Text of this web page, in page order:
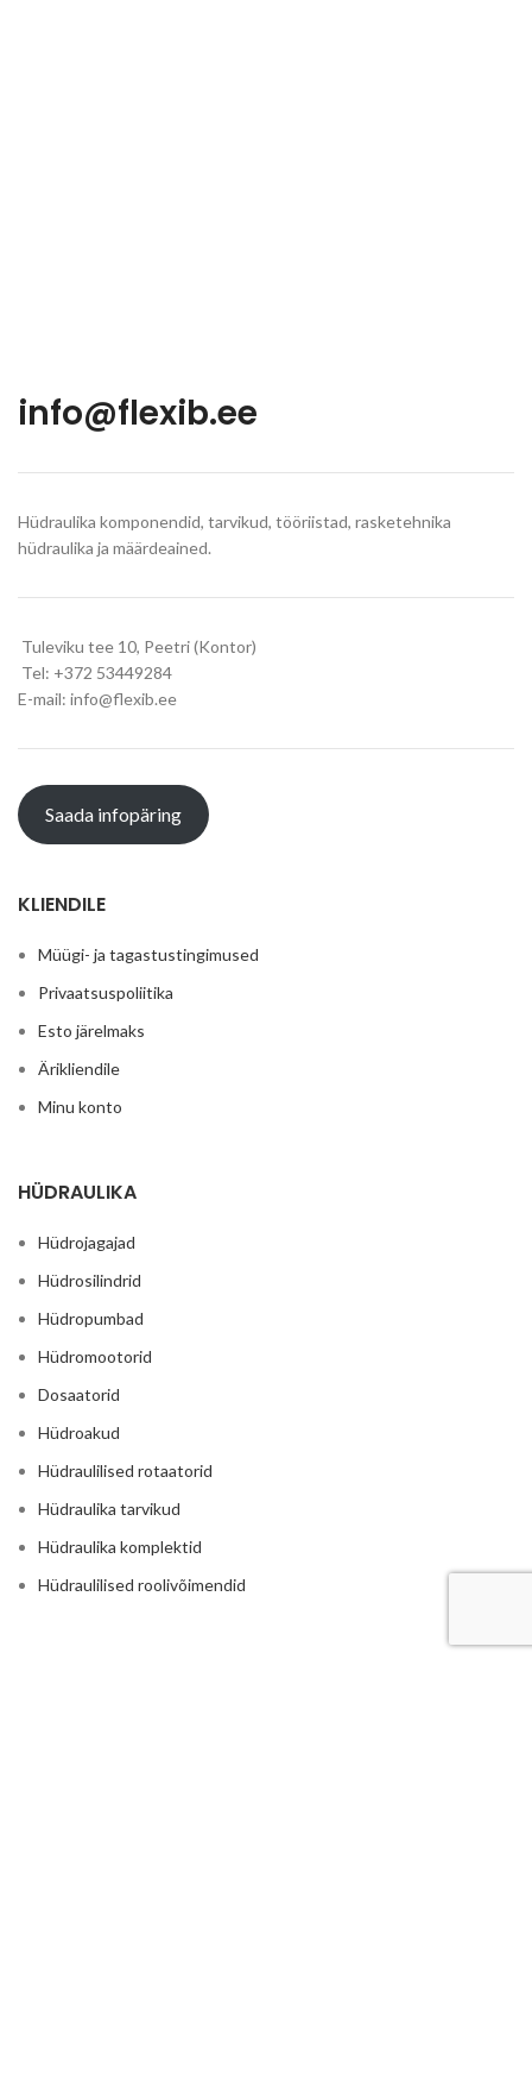
info@flexib.ee
Hüdraulika komponendid, tarvikud, tööriistad, rasketehnika
hüdraulika ja määrdeained.
Tuleviku tee 10, Peetri (Kontor)
Tel: +372 53449284
E-mail: info@flexib.ee
Saada infopäring
KLIENDILE
Müügi- ja tagastustingimused
Privaatsuspoliitika
Esto järelmaks
Ärikliendile
Minu konto
HÜDRAULIKA
Hüdrojagajad
Hüdrosilindrid
Hüdropumbad
Hüdromootorid
Dosaatorid
Hüdroakud
Hüdraulilised rotaatorid
Hüdraulika tarvikud
Hüdraulika komplektid
Hüdraulilised roolivõimendid